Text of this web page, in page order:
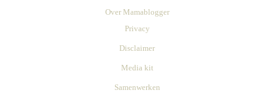
Over Mamablogger
Privacy
Disclaimer
Media kit
Samenwerken